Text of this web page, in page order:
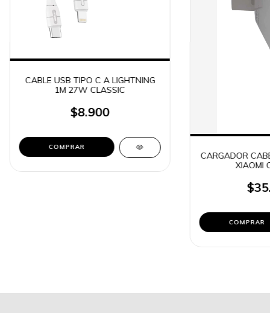
CABLE USB TIPO C A LIGHTNING
1M 27W CLASSIC
$8.900
CARGADOR
XIAOMI